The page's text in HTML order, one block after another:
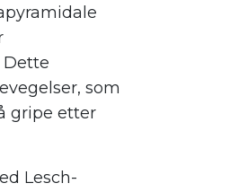
som
gripe etter
Lesch-